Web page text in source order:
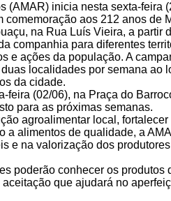
(AMAR) inicia nesta sexta-feira
comemoração aos 212 anos de
na Rua Luís Vieira, a partir
companhia para diferentes
e ações da população. A
localidades por semana ao
da cidade.
feira (02/06), na Praça do
para as próximas semanas.
agroalimentar local,
a alimentos de qualidade, a
e na valorização dos
poderão conhecer os produtos
que ajudará no